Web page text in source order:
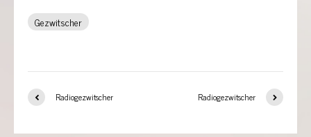
Gezwitscher
Radiogezwitscher Radiogezwitscher